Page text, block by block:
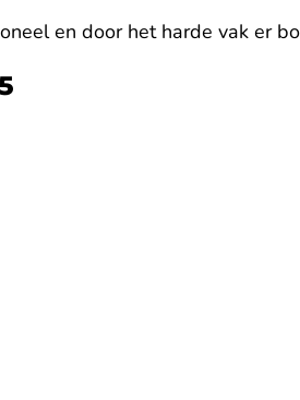
en door het harde vak er